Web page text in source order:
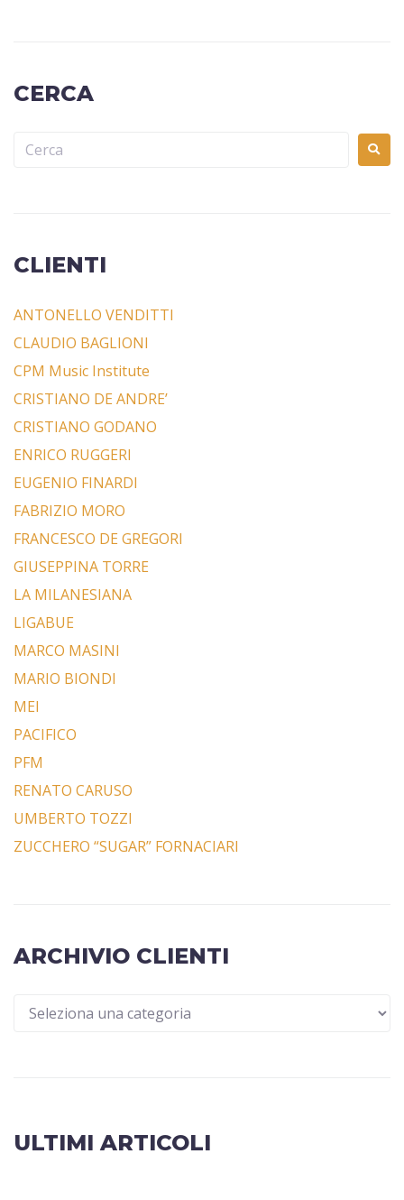
CERCA
CLIENTI
ANTONELLO VENDITTI
CLAUDIO BAGLIONI
CPM Music Institute
CRISTIANO DE ANDRE’
CRISTIANO GODANO
ENRICO RUGGERI
EUGENIO FINARDI
FABRIZIO MORO
FRANCESCO DE GREGORI
GIUSEPPINA TORRE
LA MILANESIANA
LIGABUE
MARCO MASINI
MARIO BIONDI
MEI
PACIFICO
PFM
RENATO CARUSO
UMBERTO TOZZI
ZUCCHERO “SUGAR” FORNACIARI
ARCHIVIO CLIENTI
ULTIMI ARTICOLI